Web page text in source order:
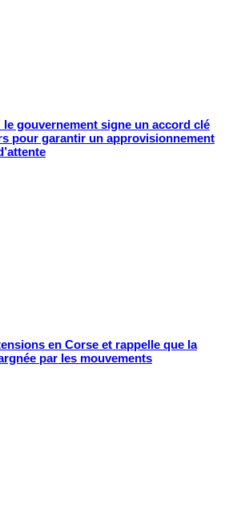
gouvernement signe un accord clé
pour garantir un approvisionnement
en Corse et rappelle que la
par les mouvements